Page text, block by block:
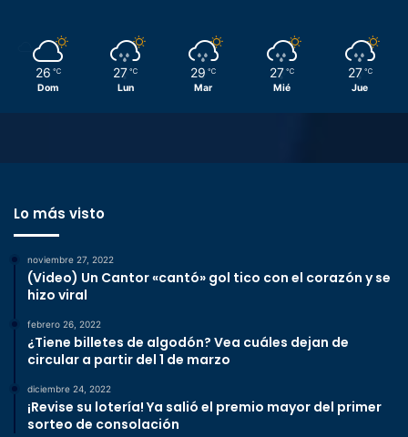
26 ℃
Dom
27 ℃
Lun
29 ℃
Mar
27 ℃
Mié
27 ℃
Jue
Lo más visto
noviembre 27, 2022
(Video) Un Cantor «cantó» gol tico con el corazón y se
hizo viral
febrero 26, 2022
¿Tiene billetes de algodón? Vea cuáles dejan de
circular a partir del 1 de marzo
diciembre 24, 2022
¡Revise su lotería! Ya salió el premio mayor del primer
sorteo de consolación